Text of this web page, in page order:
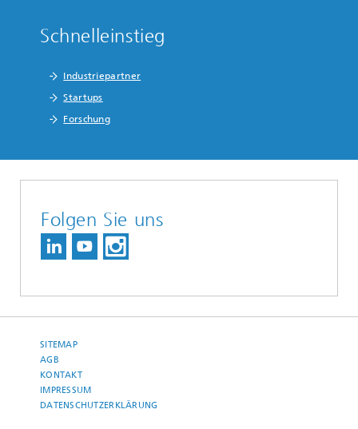
Schnelleinstieg
Industriepartner
Startups
Forschung
Folgen Sie uns
SITEMAP
AGB
KONTAKT
IMPRESSUM
DATENSCHUTZERKLÄRUNG